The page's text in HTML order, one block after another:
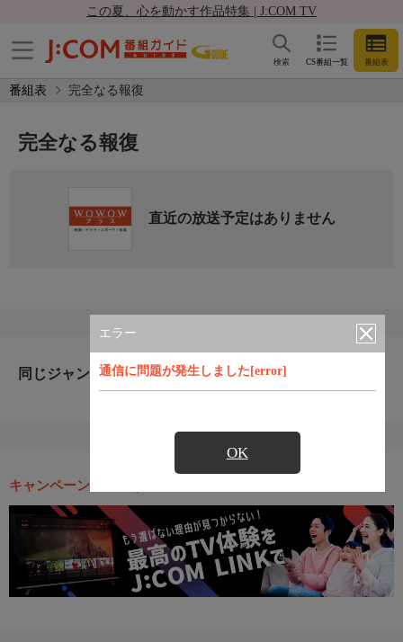
この夏、心を動かす作品特集 | J:COM TV
CS番組一覧 番組表
検索
番組表 完全なる報復
エラー
通信に問題が発生しました[error]
OK
完全なる報復
直近の放送予定はありません
同じジャンルのおすすめ番組
キャンペーン・お得な情報